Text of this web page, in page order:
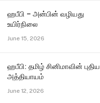
ஹபீபி – அன்பின் வழியது
உயிர்நிலை
June 15, 2026
ஹபீபி: தமிழ் சினிமாவின் புதிய
அத்தியாயம்
June 12, 2026